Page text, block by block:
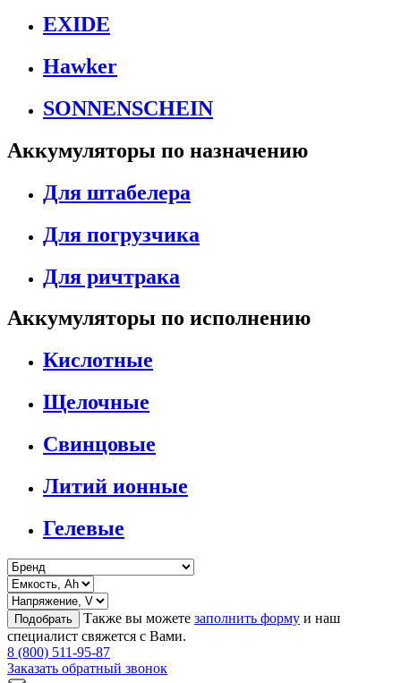
EXIDE
Hawker
SONNENSCHEIN
Аккумуляторы по назначению
Для штабелера
Для погрузчика
Для ричтрака
Аккумуляторы по исполнению
Кислотные
Щелочные
Свинцовые
Литий ионные
Гелевые
Подобрать Также вы можете заполнить форму и наш
специалист свяжется с Вами.
8 (800) 511-95-87
Заказать обратный звонок